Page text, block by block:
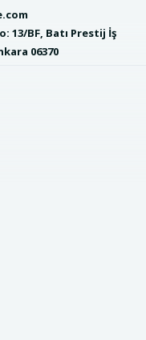
13/BF, Batı Prestij İş
06370